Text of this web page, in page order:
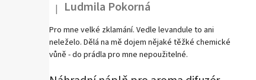
a
n
n
Hodnocení produktu je 1 z 5 hvězdiček.
| Ludmila Pokorná
Pro mne velké zklamání. Vedle levandule to ani
neleželo. Dělá na mě dojem nějaké těžké chemické
vůně - do prádla pro mne nepoužitelné.